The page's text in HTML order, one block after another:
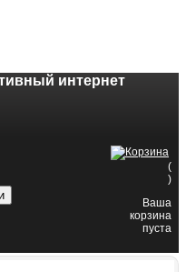
интернет
(
)
Ваша
корзина
пуста